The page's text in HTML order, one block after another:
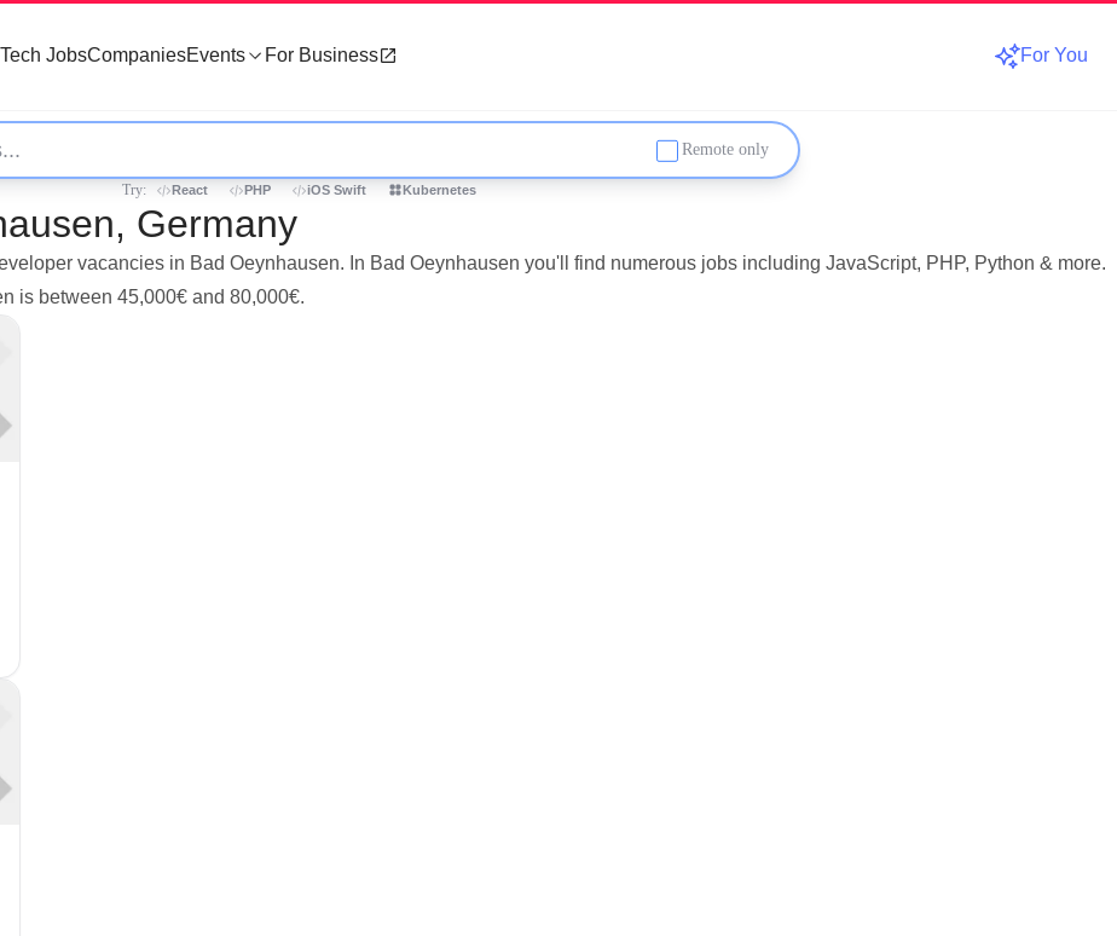
Tech JobsCompaniesEvents For Business For You
Remote only
Try: React PHP iOS Swift Kubernetes
Germany
vacancies in Bad Oeynhausen. In Bad Oeynhausen you'll find numerous jobs including JavaScript, PHP, Python & more.
is between 45,000€ and 80,000€.